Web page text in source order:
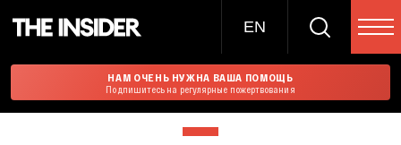
EN
НАМ ОЧЕНЬ НУЖНА ВАША ПОМОЩЬ
Подпишитесь на регулярные пожертвования